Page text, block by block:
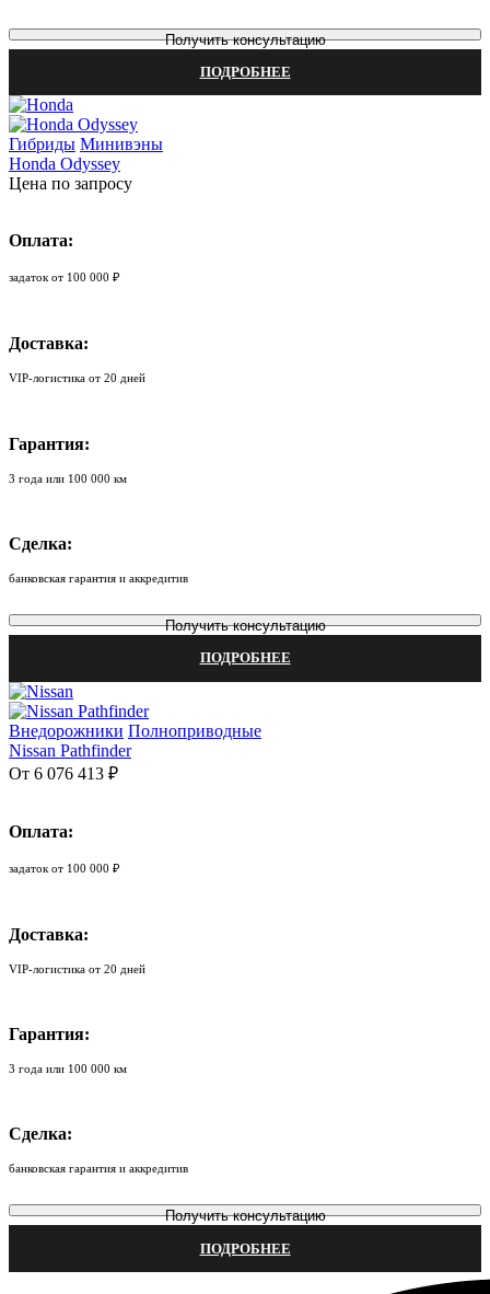
Получить консультацию
ПОДРОБНЕЕ
Гибриды Минивэны
Honda Odyssey
Цена по запросу
Оплата:
задаток от 100 000 ₽
Доставка:
VIP-логистика от 20 дней
Гарантия:
3 года или 100 000 км
Сделка:
банковская гарантия и аккредитив
Получить консультацию
ПОДРОБНЕЕ
Внедорожники Полноприводные
Nissan Pathfinder
От 6 076 413 ₽
Оплата:
задаток от 100 000 ₽
Доставка:
VIP-логистика от 20 дней
Гарантия:
3 года или 100 000 км
Сделка:
банковская гарантия и аккредитив
Получить консультацию
ПОДРОБНЕЕ